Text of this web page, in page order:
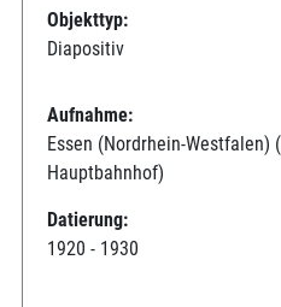
Objekttyp:
Diapositiv
Aufnahme:
Essen (Nordrhein-Westfalen)
Hauptbahnhof)
Datierung:
1920 - 1930